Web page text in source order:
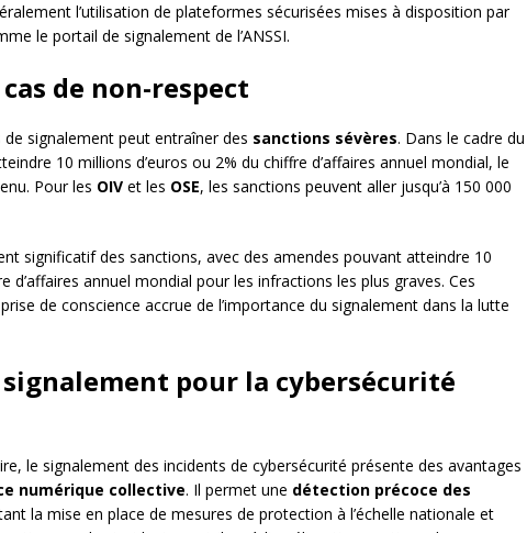
l’utilisation de plateformes sécurisées mises à disposition par
le portail de signalement de l’ANSSI.
de non-respect
signalement peut entraîner des sanctions sévères. Dans le cadre du
10 millions d’euros ou 2% du chiffre d’affaires annuel mondial, le
Pour les OIV et les OSE, les sanctions peuvent aller jusqu’à 150 000
significatif des sanctions, avec des amendes pouvant atteindre 10
d’affaires annuel mondial pour les infractions les plus graves. Ces
de conscience accrue de l’importance du signalement dans la lutte
signalement pour la cybersécurité
le signalement des incidents de cybersécurité présente des avantages
numérique collective. Il permet une détection précoce des
la mise en place de mesures de protection à l’échelle nationale et